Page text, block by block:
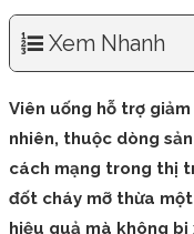
Xem Nhanh
Viên uống hỗ trợ
nhiên, thuộc dòng
cách mạng trong thị
đốt cháy mỡ thừa
hiệu quả mà không bị